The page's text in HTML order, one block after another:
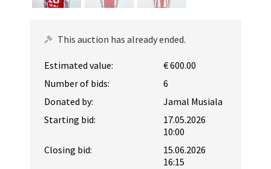
This auction has already ended.
Estimated value:
€ 600.00
Number of bids:
6
Donated by:
Jamal Musiala
Starting bid:
17.05.2026
10:00
Closing bid:
15.06.2026
16:15